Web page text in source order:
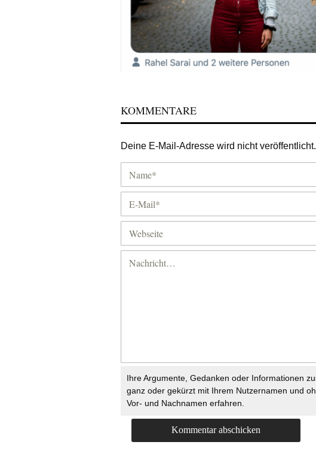
KOMMENTARE
Deine E-Mail-Adresse wird nicht veröffentlicht.
Ihre Argumente, Gedanken oder Informationen
ganz oder gekürzt mit Ihrem Nutzernamen und
Vor- und Nachnamen erfahren.